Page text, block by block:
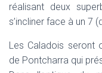
réalisant deux
s’incliner face à un 7
Les Caladois seront
de Pontcharra qui